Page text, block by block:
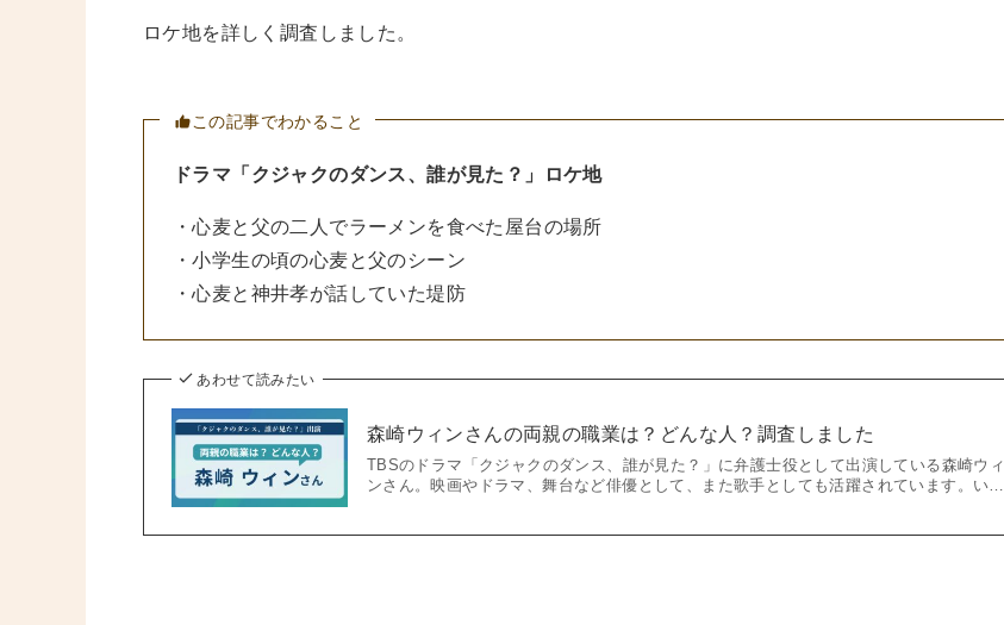
ロケ地を詳しく調査しました。
この記事でわかること
ドラマ「クジャクのダンス、誰が見た？」ロケ地
・心麦と父の二人でラーメンを食べた屋台の場所
・小学生の頃の心麦と父のシーン
・心麦と神井孝が話していた堤防
あわせて読みたい
森崎ウィンさんの両親の職業は？どんな人？調査しました
TBSのドラマ「クジャクのダンス、誰が見た？」に弁護士役として出演している森崎ウィ
ンさん。映画やドラマ、舞台など俳優として、また歌手としても活躍されています。い…